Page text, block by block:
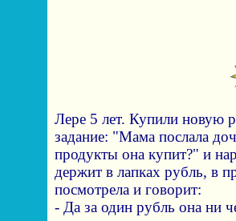
Лере 5 лет. Купили новую
задание: "Мама послала
продукты она купит?" и
держит в лапках рубль, в
посмотрела и говорит:
- Да за один рубль она ни